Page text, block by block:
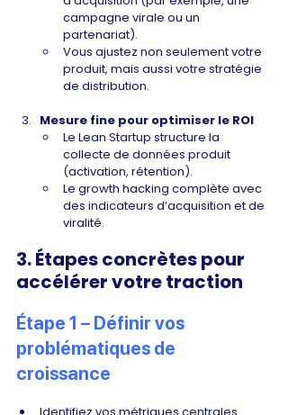
campagne virale ou un
partenariat).
Vous ajustez non seulement votre
produit, mais aussi votre stratégie
de distribution.
Mesure fine pour optimiser le ROI
Le Lean Startup structure la
collecte de données produit
(activation, rétention).
Le growth hacking complète avec
des indicateurs d’acquisition et de
viralité.
3. Étapes concrètes pour
accélérer votre traction
Étape 1 – Définir vos
problématiques de
croissance